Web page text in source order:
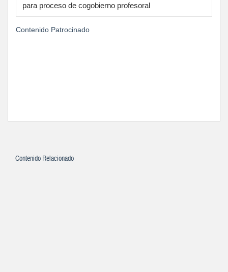
para proceso de cogobierno profesoral
Contenido Patrocinado
Contenido Relacionado